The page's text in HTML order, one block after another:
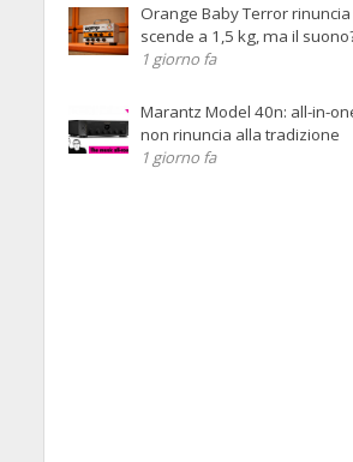
Orange Baby Terror
scende a 1,5 kg, ma il
1 giorno fa
Marantz Model 40n: all-in-
non rinuncia alla tradizione
1 giorno fa